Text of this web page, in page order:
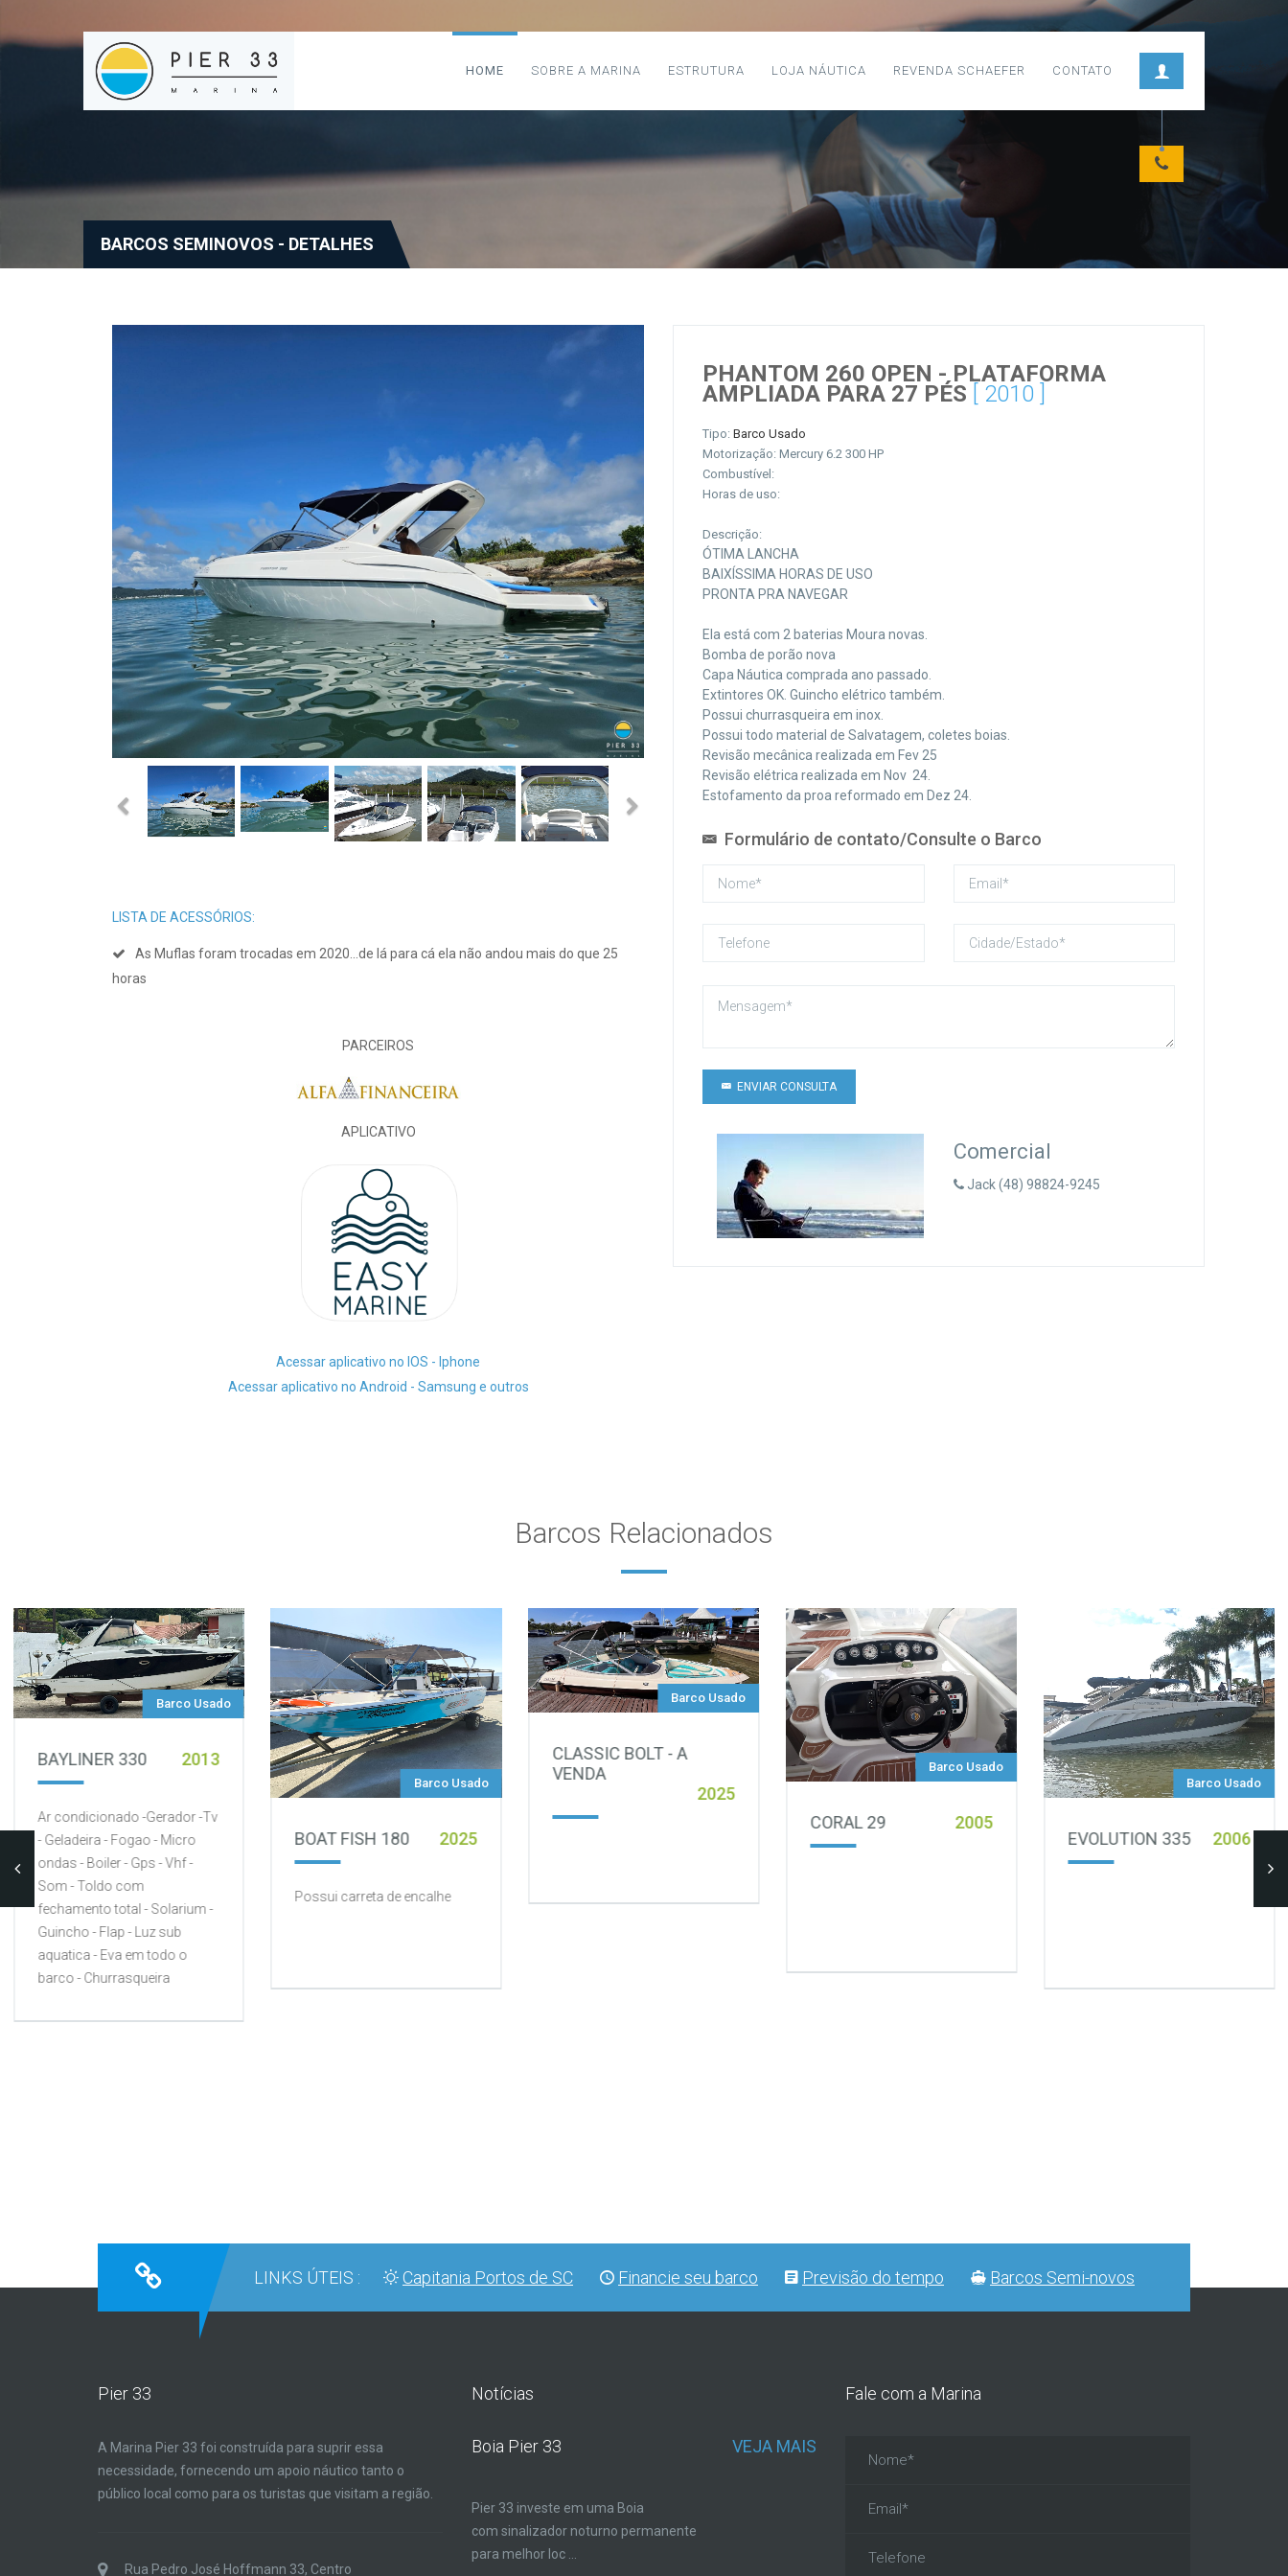
HOME SOBRE A MARINA ESTRUTURA LOJA NÁUTICA REVENDA SCHAEFER CONTATO
BARCOS SEMINOVOS - DETALHES
Previous Next
LISTA DE ACESSÓRIOS:
As Muflas foram trocadas em 2020...de lá para cá ela não andou mais do que 25
horas
PARCEIROS
APLICATIVO
Acessar aplicativo no IOS - Iphone
Acessar aplicativo no Android - Samsung e outros
PHANTOM 260 OPEN - PLATAFORMA
AMPLIADA PARA 27 PÉS [ 2010 ]
Tipo: Barco Usado
Motorização: Mercury 6.2 300 HP
Combustível:
Horas de uso:
Descrição:
ÓTIMA LANCHA
BAIXÍSSIMA HORAS DE USO
PRONTA PRA NAVEGAR
Ela está com 2 baterias Moura novas.
Bomba de porão nova
Capa Náutica comprada ano passado.
Extintores OK. Guincho elétrico também.
Possui churrasqueira em inox.
Possui todo material de Salvatagem, coletes boias.
Revisão mecânica realizada em Fev 25
Revisão elétrica realizada em Nov 24.
Estofamento da proa reformado em Dez 24.
Formulário de contato/Consulte o Barco
ENVIAR CONSULTA
Comercial
Jack (48) 98824-9245
Barcos Relacionados
Barco Usado
BAYLINER 330 2013
Ar condicionado -Gerador -Tv
- Geladeira - Fogao - Micro
ondas - Boiler - Gps - Vhf -
Som - Toldo com
fechamento total - Solarium -
Guincho - Flap - Luz sub
aquatica - Eva em todo o
barco - Churrasqueira
Barco Usado
BOAT FISH 180 2025
Possui carreta de encalhe
Barco Usado
CLASSIC BOLT - A
VENDA
2025
Barco Usado
CORAL 29 2005
Barco Usado
EVOLUTION 335 2006
LINKS ÚTEIS : Capitania Portos de SC Financie seu barco Previsão do tempo Barcos Semi-novos
Pier 33
A Marina Pier 33 foi construída para suprir essa
necessidade, fornecendo um apoio náutico tanto o
público local como para os turistas que visitam a região.
Rua Pedro José Hoffmann 33, Centro
Notícias
Boia Pier 33 VEJA MAIS
Pier 33 investe em uma Boia
com sinalizador noturno permanente
para melhor loc ...
Fale com a Marina